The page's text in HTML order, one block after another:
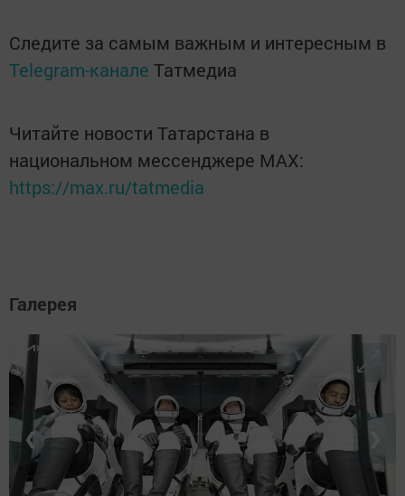
Следите за самым важным и интересным в
Telegram-канале Татмедиа
Читайте новости Татарстана в
национальном мессенджере MАХ:
https://max.ru/tatmedia
Галерея
❮ ❯